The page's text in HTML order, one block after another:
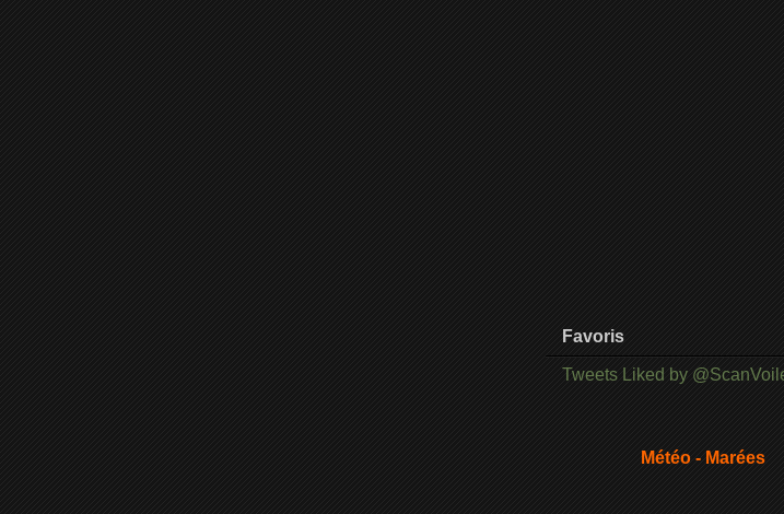
Favoris
Tweets Liked by
Météo - Marées